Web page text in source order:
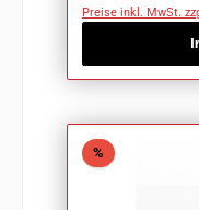
Preise inkl. MwSt.
%Rabatt